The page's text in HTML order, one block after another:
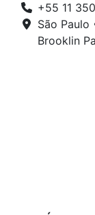
+55 11
São Paulo
Brooklin